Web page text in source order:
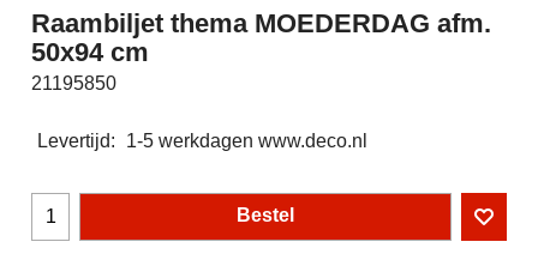
Raambiljet thema MOEDERDAG afm.
50x94 cm
21195850
Levertijd: 1-5 werkdagen www.deco.nl
Bestel